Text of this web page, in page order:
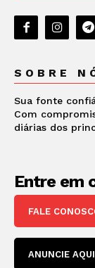
SOBRE
Sua fonte
Com
diárias dos
Entre em
FALE
ANUNCIE AQUI